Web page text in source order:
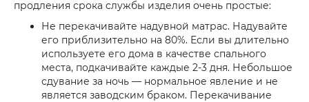
продления срока службы изделия очень простые:
Не перекачивайте надувной матрас. Надувайте
его приблизительно на 80%. Если вы длительно
используете его дома в качестве спального
места, подкачивайте каждые 2-3 дня. Небольшое
сдувание за ночь — нормальное явление и не
является заводским браком. Перекачивание